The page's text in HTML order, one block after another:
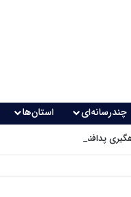
چندرسانه‌ای استان‌ها
پدافندی چگونه کار می کنند؟